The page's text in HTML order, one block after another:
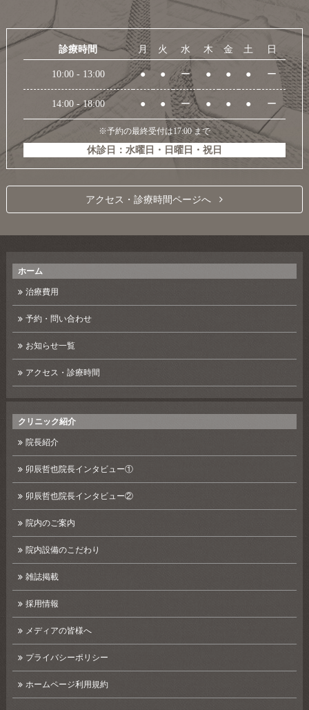
診療時間 月 火 水 木 金 土 日
10:00 - 13:00 ● ● ー ● ● ● ー
14:00 - 18:00 ● ● ー ● ● ● ー
※予約の最終受付は17:00 まで
休診日：水曜日・日曜日・祝日
アクセス・診療時間ページへ
ホーム
治療費用
予約・問い合わせ
お知らせ一覧
アクセス・診療時間
クリニック紹介
院長紹介
卯辰哲也院長インタビュー①
卯辰哲也院長インタビュー②
院内のご案内
院内設備のこだわり
雑誌掲載
採用情報
メディアの皆様へ
プライバシーポリシー
ホームページ利用規約